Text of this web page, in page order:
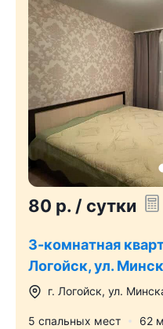
80 р. / сутки
3-комнатная
Логойск, ул.
г. Логойск, ул.
5 спальных мест 62 м